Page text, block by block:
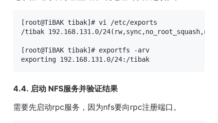
[root@TiBAK tibak]# vi /etc/exports
/tibak 192.168.131.0/
[root@TiBAK tibak]# exportfs -arv
exporting 192.168.131.0/24:/tibak
4.4. 启动 NFS服务并验证结果
需要先启动rpc服务，因为nfs要向rpc注册端口。